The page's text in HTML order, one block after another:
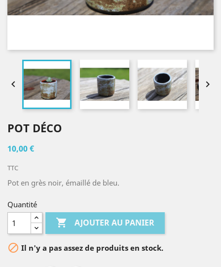
 
POT DÉCO
10,00 €
TTC
Pot en grès noir, émaillé de bleu.
Quantité
 AJOUTER AU PANIER
 Il n'y a pas assez de produits en stock.